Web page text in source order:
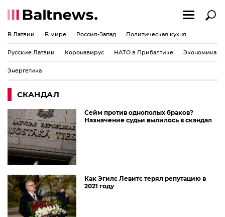
В Латвии В мире Россия-Запад Политическая кухня
Русские Латвии Коронавирус НАТО в Прибалтике Экономика
Энергетика
СКАНДАЛ
Сейм против однополых браков?
Назначение судьи вылилось в скандал
Как Эгилс Левитс терял репутацию в
2021 году